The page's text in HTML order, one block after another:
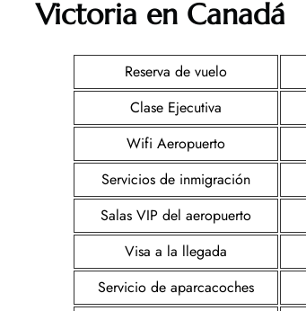
Victoria en Canadá
Reserva de vuelo
Clase Ejecutiva
Wifi Aeropuerto
Servicios de inmigración
Salas VIP del aeropuerto
Visa a la llegada
Servicio de aparcacoches